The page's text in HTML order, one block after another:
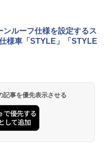
ンルーフ仕様を設定するス
様車「STYLE」「STYLE
記事を優先表示させる